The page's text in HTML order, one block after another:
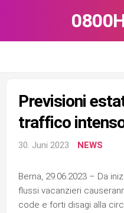
Previsioni
traffico
30. Juni 2023 NEWS
Berna, 29.06.2023 – Da
flussi vacanzieri
code e forti disagi alla